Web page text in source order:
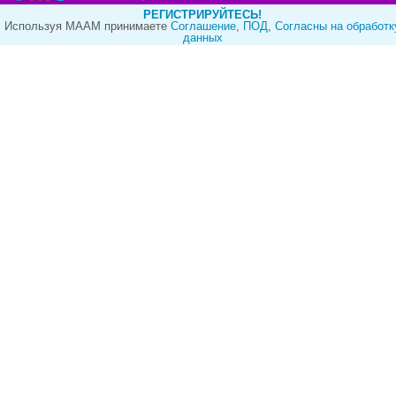
РЕГИСТРИРУЙТЕСЬ!
Используя МААМ принимаете Cоглашение, ПОД, Согласны на
данных